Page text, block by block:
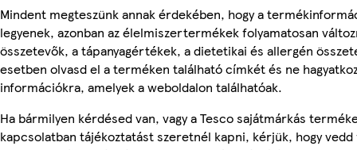
Mindent megteszünk annak érdekében, hogy a
legyenek, azonban az élelmiszertermékek folyamatosan
összetevők, a tápanyagértékek, a dietetikai és allergén
esetben olvasd el a terméken található címkét és ne
információkra, amelyek a weboldalon találhatóak.
Ha bármilyen kérdésed van, vagy a Tesco sajátmárkás
kapcsolatban tájékoztatást szeretnél kapni, kérjük, hogy